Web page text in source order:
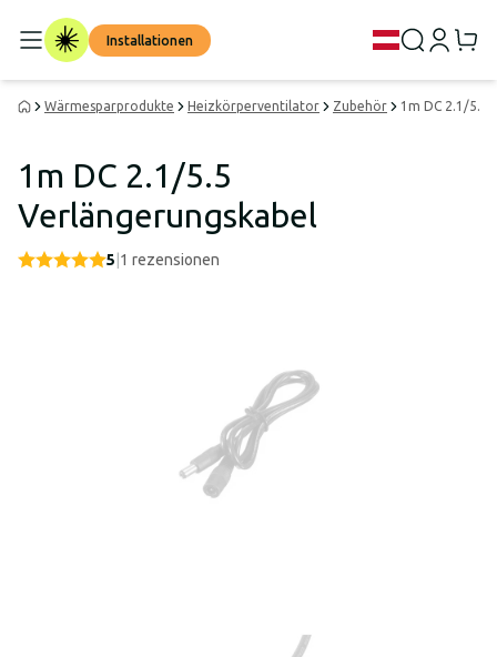
Installationen
Wärmesparprodukte Heizkörperventilator Zubehör 1m DC 2.1/5.5
1m DC 2.1/5.5
Verlängerungskabel
5 1 rezensionen